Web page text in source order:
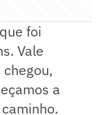
foi
Vale
a